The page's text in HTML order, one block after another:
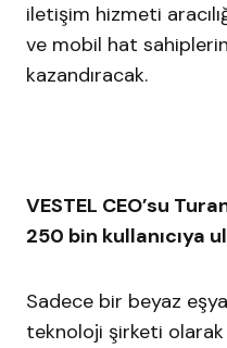
iletişim hizmeti
ve mobil hat
kazandıracak.
VESTEL CEO’su
250 bin kullanıcıya
Sadece bir beyaz
teknoloji şirketi